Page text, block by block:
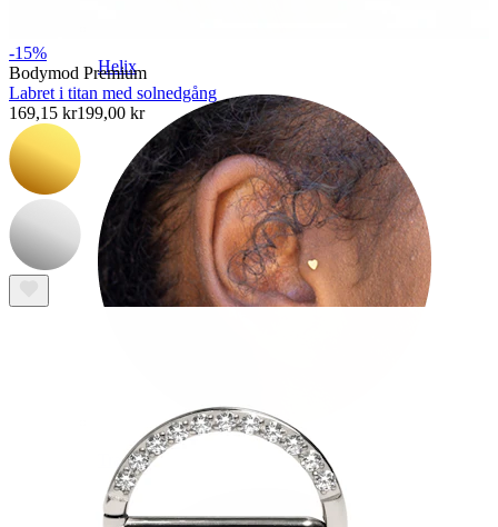
Helix
Tragus
-15%
Bodymod Premium
Labret i titan med solnedgång
169,15 kr199,00 kr